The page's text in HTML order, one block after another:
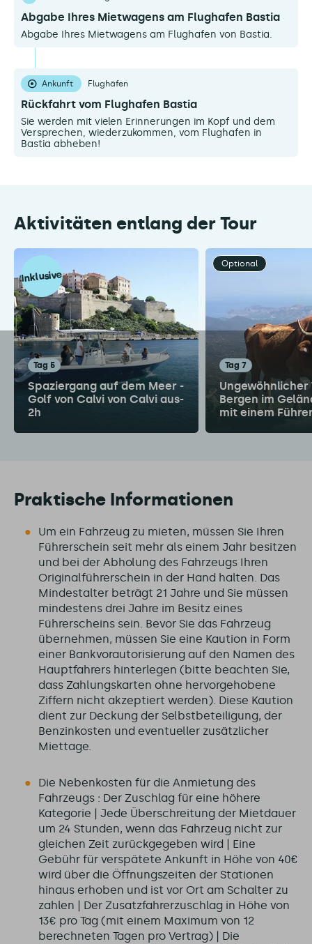
Abgabe Ihres Mietwagens am Flughafen Bastia
Abgabe Ihres Mietwagens am Flughafen von Bastia.
Ankunft Flughäfen
Rückfahrt vom Flughafen Bastia
Sie werden mit vielen Erinnerungen im Kopf und dem
Versprechen, wiederzukommen, vom Flughafen in
Bastia abheben!
Aktivitäten entlang der Tour
Inklusive
Tag 5
Spaziergang auf dem Meer -
Golf von Calvi von Calvi aus-
2h
Optional
Tag 7
Ungewöhnlicher
Bergen im
mit einem
Praktische Informationen
Um ein Fahrzeug zu mieten, müssen Sie Ihren
Führerschein seit mehr als einem Jahr besitzen
und bei der Abholung des Fahrzeugs Ihren
Originalführerschein in der Hand halten. Das
Mindestalter beträgt 21 Jahre und Sie müssen
mindestens drei Jahre im Besitz eines
Führerscheins sein. Bevor Sie das Fahrzeug
übernehmen, müssen Sie eine Kaution in Form
einer Bankvorautorisierung auf den Namen des
Hauptfahrers hinterlegen (bitte beachten Sie,
dass Zahlungskarten ohne hervorgehobene
Ziffern nicht akzeptiert werden). Diese Kaution
dient zur Deckung der Selbstbeteiligung, der
Benzinkosten und eventueller zusätzlicher
Miettage.
Die Nebenkosten für die Anmietung des
Fahrzeugs : Der Zuschlag für eine höhere
Kategorie | Jede Überschreitung der Mietdauer
um 24 Stunden, wenn das Fahrzeug nicht zur
gleichen Zeit zurückgegeben wird | Eine
Gebühr für verspätete Ankunft in Höhe von 40€
wird über die Öffnungszeiten der Stationen
hinaus erhoben und ist vor Ort am Schalter zu
zahlen | Der Zusatzfahrerzuschlag in Höhe von
13€ pro Tag (mit einem Maximum von 12
berechneten Tagen pro Vertrag) | Die